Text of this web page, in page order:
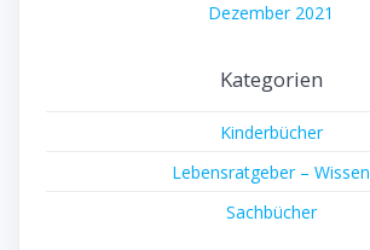
Dezember 2021
Kategorien
Kinderbücher
Lebensratgeber – Wissen
Sachbücher